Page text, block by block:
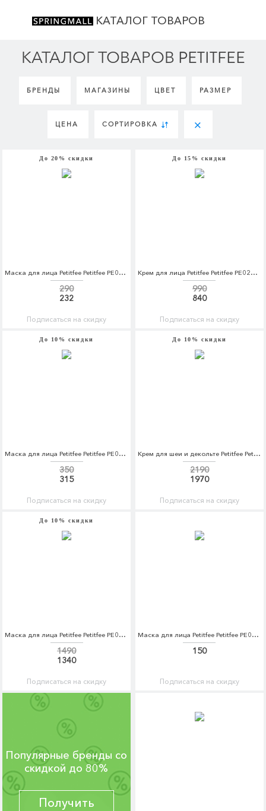
КАТАЛОГ ТОВАРОВ
КАТАЛОГ ТОВАРОВ PETITFEE
БРЕНДЫ МАГАЗИНЫ ЦВЕТ РАЗМЕР
ЦЕНА СОРТИРОВКА
До 20% скидки
Маска для лица Petitfee Petitfee PE029LWJBH88
290
232
Подписаться на скидку
До 15% скидки
Крем для лица Petitfee Petitfee PE029LWMCB38
990
840
Подписаться на скидку
До 10% скидки
Маска для лица Petitfee Petitfee PE029LWAVTC4
350
315
Подписаться на скидку
До 10% скидки
Крем для шеи и декольте Petitfee Petitfee PE029LWMCB37
2190
1970
Подписаться на скидку
До 10% скидки
Маска для лица Petitfee Petitfee PE029LWAVTC5
1490
1340
Подписаться на скидку
Маска для лица Petitfee Petitfee PE029LWWBQ36
150
Подписаться на скидку
Популярные бренды со
скидкой до 80%
Получить